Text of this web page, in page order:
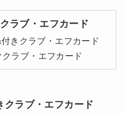
ラブ・エフカード
きクラブ・エフカード
ラブ・エフカード
ラブ・エフカード